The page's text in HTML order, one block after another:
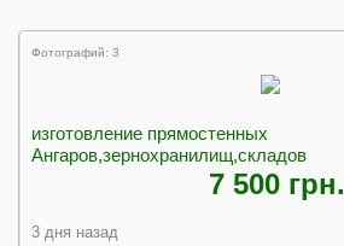
Фотографий: 3
изготовление прямостенных
Ангаров,зернохранилищ,складов
7 500 грн.
3 дня назад